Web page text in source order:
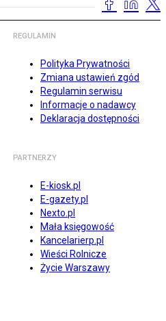
REGULAMIN
Polityka Prywatności
Zmiana ustawień zgód
Regulamin serwisu
Informacje o nadawcy
Deklaracja dostępności
PARTNERZY
E-kiosk.pl
E-gazety.pl
Nexto.pl
Mała księgowość
Kancelarierp.pl
Wieści Rolnicze
Życie Warszawy